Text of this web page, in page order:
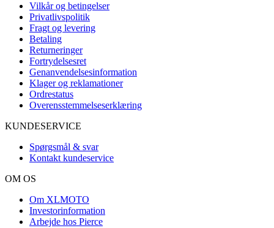
Vilkår og betingelser
Privatlivspolitik
Fragt og levering
Betaling
Returneringer
Fortrydelsesret
Genanvendelsesinformation
Klager og reklamationer
Ordrestatus
Overensstemmelseserklæring
KUNDESERVICE
Spørgsmål & svar
Kontakt kundeservice
OM OS
Om XLMOTO
Investorinformation
Arbejde hos Pierce